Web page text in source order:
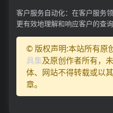
客户服务自动化：在客户服务
更有效地理解和响应客户的查询
© 版权声明:本站所有原
具集及原创作者所有，
体、网站不得转载或以
章。